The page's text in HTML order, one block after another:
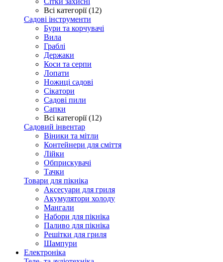
Всі категорії (12)
Садові інструменти
Бури та корчувачі
Вила
Граблі
Держаки
Коси та серпи
Лопати
Ножиці садові
Сікатори
Садові пили
Сапки
Всі категорії (12)
Садовий інвентар
Віники та мітли
Контейнери для сміття
Лійки
Обприскувачі
Тачки
Товари для пікніка
Аксесуари для гриля
Акумулятори холоду
Мангали
Набори для пікніка
Паливо для пікніка
Решітки для гриля
Шампури
Електроніка